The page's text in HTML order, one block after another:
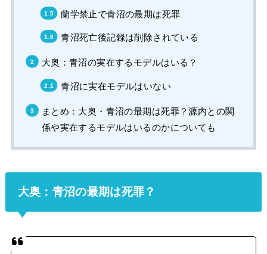
蘭学禁止で青沼の最期は死罪
青沼死亡後記録は削除されている
大奥：青沼の実在するモデルはいる？
青沼に実在モデルはいない
まとめ：大奥・青沼の最期は死罪？源内との関
係や実在するモデルはいるのかについても
大奥：青沼の最期は死罪？